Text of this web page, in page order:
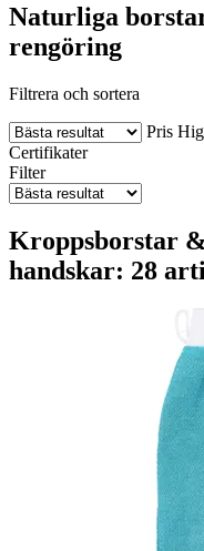
Naturliga
rengöring
Filtrera och sortera
Pris
Certifikater
Filter
Kroppsborstar
handskar: 28